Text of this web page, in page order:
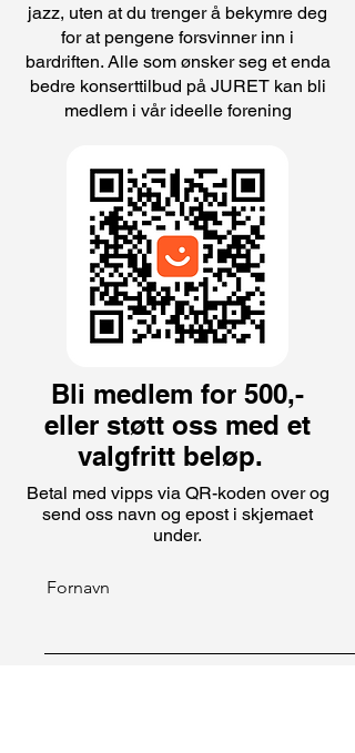
jazz, uten at du trenger å bekymre deg
for at pengene forsvinner inn i
bardriften. Alle som ønsker seg et enda
bedre konserttilbud på JURET kan bli
medlem i vår ideelle forening
Bli medlem for 500,-
eller støtt oss med et
valgfritt beløp.
Betal med vipps via QR-koden over og
send oss navn og epost i skjemaet
under.
Fornavn